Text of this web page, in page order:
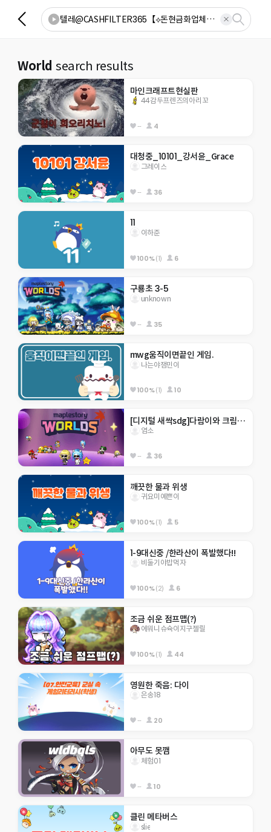
World search results
마인크래프트현실판
44감두프렌즈의아리꼬
-- 4
대청중_10101_강서윤_Grace
그레이스
-- 36
11
이하준
100%(1) 6
구룡초 3-5
unknown
-- 35
mwg움직이면끝인 게임.
나는야잼민이
100%(1) 10
[디지털 새싹sdg]다람이와 크림이월드
염소
-- 36
깨끗한 물과 위생
귀요미예쁜이
100%(1) 5
1-9대신중 /한라산이 폭발했다!!
비둘기야밥먹자
100%(2) 6
조금 쉬운 점프맵(?)
에워니슈슉이지구젤릴
100%(1) 44
영원한 죽음: 다이
은송18
-- 20
아무도 못깸
체험01
-- 10
클린 메타버스
slie